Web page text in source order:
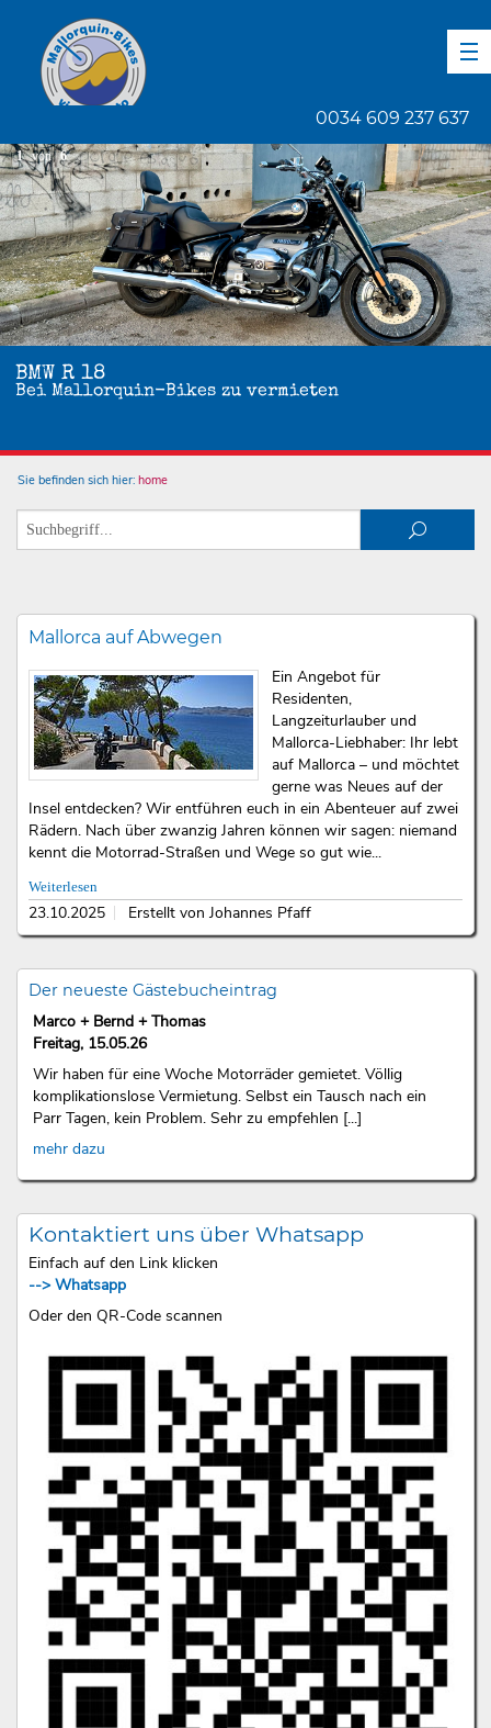
0034 609 237 637
BMW R 18
Bei Mallorquin-Bikes zu vermieten
1 von 6
Sie befinden sich hier: home
Mallorca auf Abwegen
Ein Angebot für
Residenten,
Langzeiturlauber und
Mallorca-Liebhaber: Ihr lebt
auf Mallorca – und möchtet
gerne was Neues auf der
Insel entdecken? Wir entführen euch in ein Abenteuer auf zwei
Rädern. Nach über zwanzig Jahren können wir sagen: niemand
kennt die Motorrad-Straßen und Wege so gut wie...
Weiterlesen
23.10.2025 Erstellt von Johannes Pfaff
Der neueste Gästebucheintrag
Marco + Bernd + Thomas
Freitag, 15.05.26
Wir haben für eine Woche Motorräder gemietet. Völlig
komplikationslose Vermietung. Selbst ein Tausch nach ein
Parr Tagen, kein Problem. Sehr zu empfehlen [...]
mehr dazu
Kontaktiert uns über Whatsapp
Einfach auf den Link klicken
--> Whatsapp
Oder den QR-Code scannen